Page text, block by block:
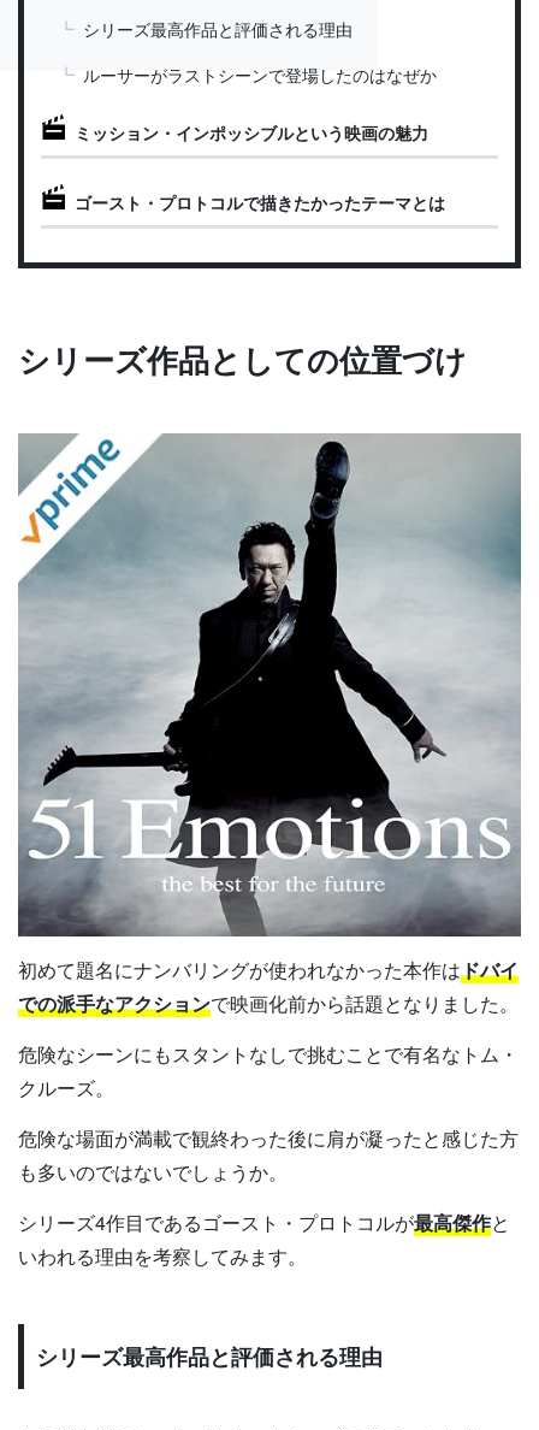
シリーズ最高作品と評価される理由
ルーサーがラストシーンで登場したのはなぜか
ミッション・インポッシブルという映画の魅力
ゴースト・プロトコルで描きたかったテーマとは
シリーズ作品としての位置づけ
初めて題名にナンバリングが使われなかった本作はドバイ
での派手なアクションで映画化前から話題となりました。
危険なシーンにもスタントなしで挑むことで有名なトム・
クルーズ。
危険な場面が満載で観終わった後に肩が凝ったと感じた方
も多いのではないでしょうか。
シリーズ4作目であるゴースト・プロトコルが最高傑作と
いわれる理由を考察してみます。
シリーズ最高作品と評価される理由